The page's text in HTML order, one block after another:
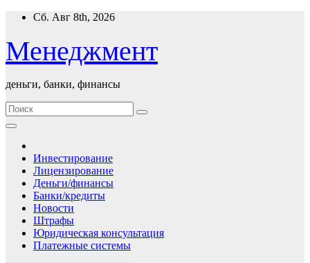
Перейти
содержимому
Сб. Авг 8th, 2026
Менеджмент
деньги, банки, финансы
Инвестирование
Лицензирование
Деньги/финансы
Банки/кредиты
Новости
Штрафы
Юридическая консультация
Платежные системы